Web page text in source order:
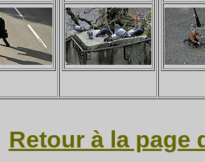
Retour à la page